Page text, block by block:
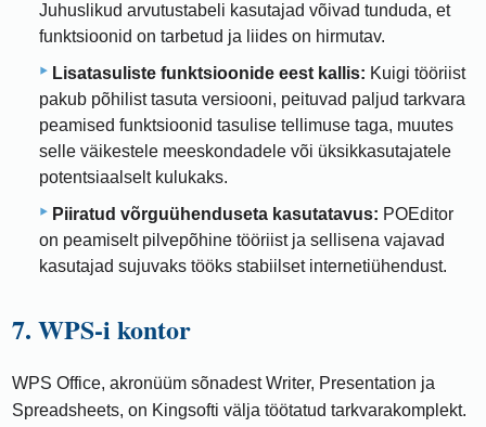
Juhuslikud arvutustabeli kasutajad võivad tunduda, et
funktsioonid on tarbetud ja liides on hirmutav.
Lisatasuliste funktsioonide eest kallis: Kuigi tööriist
pakub põhilist tasuta versiooni, peituvad paljud tarkvara
peamised funktsioonid tasulise tellimuse taga, muutes
selle väikestele meeskondadele või üksikkasutajatele
potentsiaalselt kulukaks.
Piiratud võrguühenduseta kasutatavus: POEditor
on peamiselt pilvepõhine tööriist ja sellisena vajavad
kasutajad sujuvaks tööks stabiilset internetiühendust.
7. WPS-i kontor
WPS Office, akronüüm sõnadest Writer, Presentation ja
Spreadsheets, on Kingsofti välja töötatud tarkvarakomplekt.